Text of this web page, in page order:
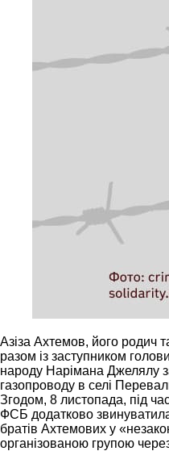
Азіза Ахтемов, його родич
разом із заступником
народу Нарімана Джелялу
газопроводу в селі
Згодом, 8 листопада, під
ФСБ додатково
братів Ахтемових у
організованою групою